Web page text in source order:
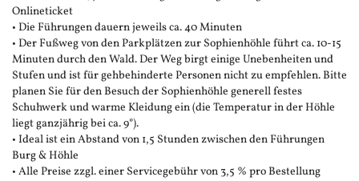
Onlineticket
• Die Führungen dauern jeweils ca. 40 Minuten
• Der Fußweg von den Parkplätzen zur Sophienhöhle führt ca. 10-15
Minuten durch den Wald. Der Weg birgt einige Unebenheiten und
Stufen und ist für gehbehinderte Personen nicht zu empfehlen. Bitte
planen Sie für den Besuch der Sophienhöhle generell festes
Schuhwerk und warme Kleidung ein (die Temperatur in der Höhle
liegt ganzjährig bei ca. 9°).
• Ideal ist ein Abstand von 1,5 Stunden zwischen den Führungen
Burg & Höhle
• Alle Preise zzgl. einer Servicegebühr von 3,5 % pro Bestellung